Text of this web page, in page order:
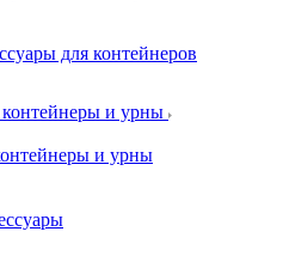
для контейнеров
и урны
и урны